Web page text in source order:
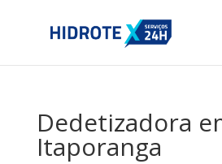
Dedetizadora
Itaporanga